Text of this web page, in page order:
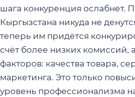
шага конкуренция ослабнет.
Кыргызстана никуда не
теперь им придётся
счёт более низких комиссий,
факторов: качества товара,
маркетинга. Это только
уровень профессионализма